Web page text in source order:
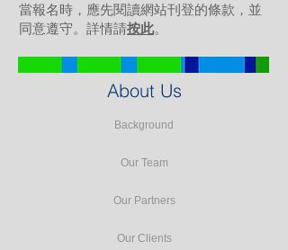
當報名時，應先閱讀網站刊登的條款，並
同意遵守。詳情請按此。
About Us
Background
Our Team
Our Partners
Our Clients